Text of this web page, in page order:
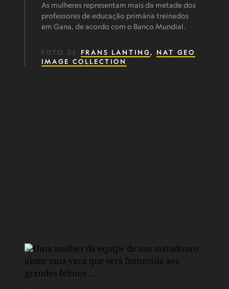
As mulheres representam mais da metade dos
professores de educação primária treinados
em Gana, de acordo com o Banco Mundial.
FOTO DE FRANS LANTING , NAT GEO
IMAGE COLLECTION